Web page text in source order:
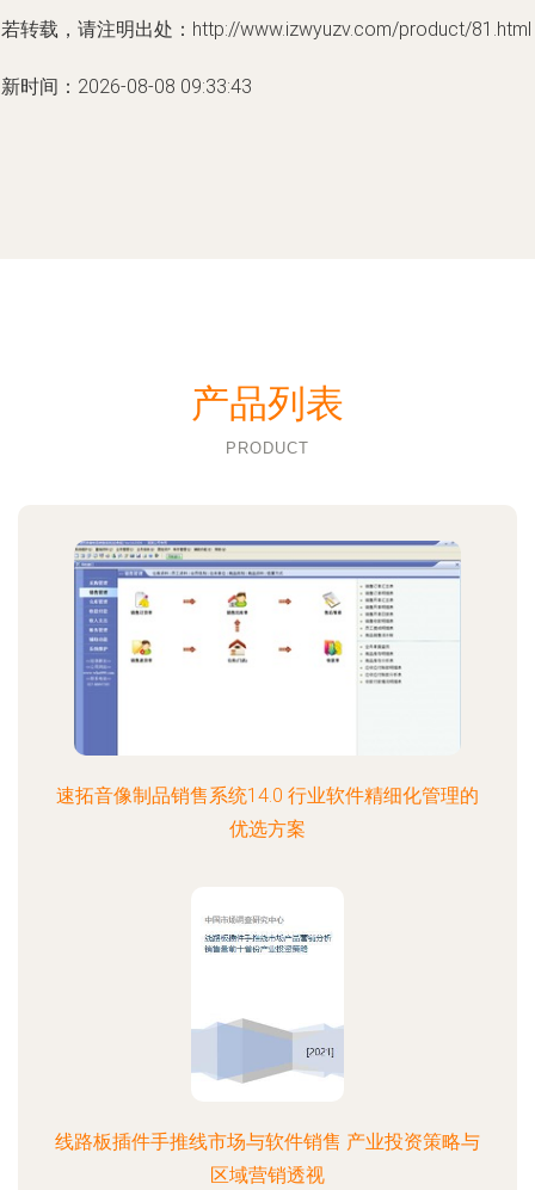
转载，请注明出处：http://www.izwyuzv.com/product/81.html
时间：2026-08-08 09:33:43
产品列表
PRODUCT
速拓音像制品销售系统14.0 行业软件精细化管理的
优选方案
线路板插件手推线市场与软件销售 产业投资策略与
区域营销透视